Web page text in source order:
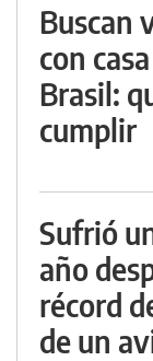
Buscan
con
Brasil:
cumplir
Sufrió
año
récord
de un